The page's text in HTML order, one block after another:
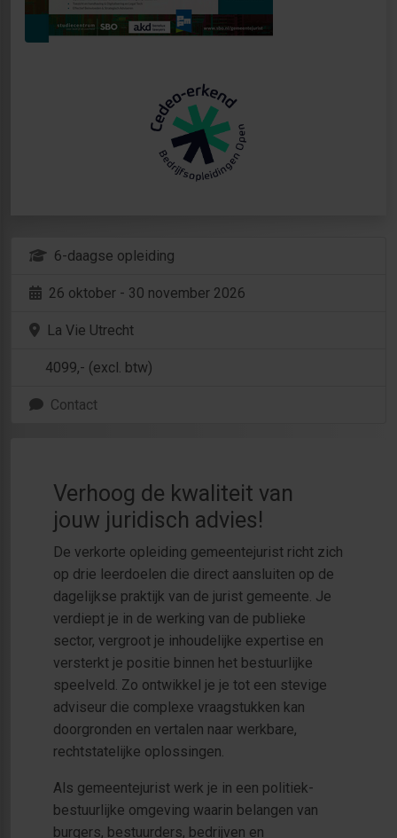
6-daagse opleiding
26 oktober - 30 november 2026
La Vie Utrecht
4099,- (excl. btw)
Contact
Verhoog de kwaliteit van
jouw juridisch advies!
De verkorte opleiding gemeentejurist richt zich
op drie leerdoelen die direct aansluiten op de
dagelijkse praktijk van de jurist gemeente. Je
verdiept je in de werking van de publieke
sector, vergroot je inhoudelijke expertise en
versterkt je positie binnen het bestuurlijke
speelveld. Zo ontwikkel je je tot een stevige
adviseur die complexe vraagstukken kan
doorgronden en vertalen naar werkbare,
rechtstatelijke oplossingen.
Als gemeentejurist werk je in een politiek-
bestuurlijke omgeving waarin belangen van
burgers, bestuurders, bedrijven en